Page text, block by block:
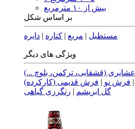
بیش از ۱۰ مترمربع
بر اساس شکل
مستطیل | مربع | کناره | دایره
ویژگی های دیگر
عشایری (قشقایی، ترکمن، بلوچ ...)
| فرش نو | فرش قدیمی (کارکرده)
گل ابریشم | رنگرزی گیاهی